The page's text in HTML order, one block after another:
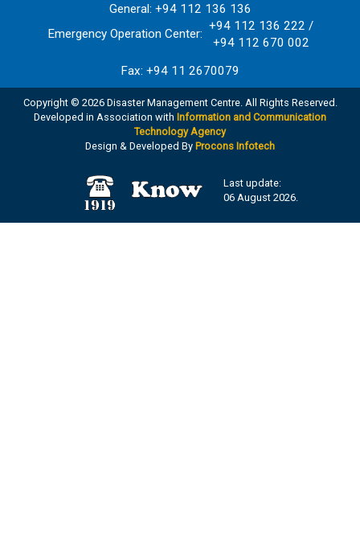
General: +94 112 136 136
Emergency Operation Center:
+94 112 136 222 /
+94 112 670 002
Fax: +94 11 2670079
Copyright © 2026 Disaster Management Centre. All Rights Reserved.
Developed in Association with Information and Communication
Technology Agency
Design & Developed By Procons Infotech
Last update:
06 August 2026.